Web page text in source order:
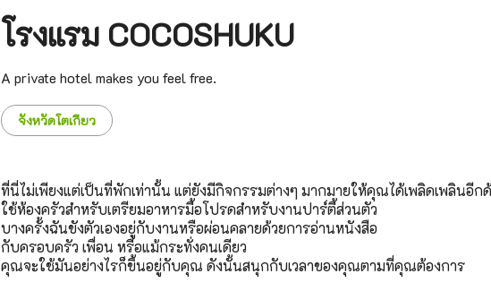
โรงแรม COCOSHUKU
A private hotel makes you feel free.
จังหวัดโตเกียว
ที่นี่ไม่เพียงแต่เป็นที่พักเท่านั้น แต่ยังมีกิจกรรมต่างๆ มากมายให้คุณได้เพลิดเพลินอีก
ใช้ห้องครัวสำหรับเตรียมอาหารมื้อโปรดสำหรับงานปาร์ตี้ส่วนตัว
บางครั้งฉันขังตัวเองอยู่กับงานหรือผ่อนคลายด้วยการอ่านหนังสือ
กับครอบครัว เพื่อน หรือแม้กระทั่งคนเดียว
คุณจะใช้มันอย่างไรก็ขึ้นอยู่กับคุณ ดังนั้นสนุกกับเวลาของคุณตามที่คุณต้องการ